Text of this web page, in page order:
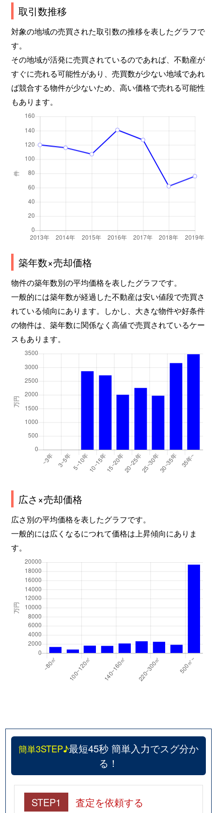
取引数推移
対象の地域の売買された取引数の推移を表したグラフで
す。
その地域が活発に売買されているのであれば、不動産が
すぐに売れる可能性があり、売買数が少ない地域であれ
ば競合する物件が少ないため、高い価格で売れる可能性
もあります。
築年数×売却価格
物件の築年数別の平均価格を表したグラフです。
一般的には築年数が経過した不動産は安い値段で売買さ
れている傾向にあります。しかし、大きな物件や好条件
の物件は、築年数に関係なく高値で売買されているケー
スもあります。
広さ×売却価格
広さ別の平均価格を表したグラフです。
一般的には広くなるにつれて価格は上昇傾向にありま
す。
簡単3STEP♪最短45秒 簡単入力でスグ分か
る！
STEP1 査定を依頼する